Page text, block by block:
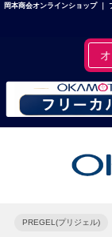
岡本商会オンラインショップ ｜
PREGEL(プリジェル)